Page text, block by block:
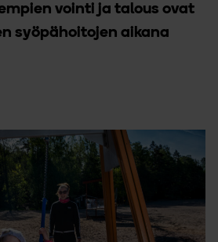
vointi ja talous ovat
syöpähoitojen aikana